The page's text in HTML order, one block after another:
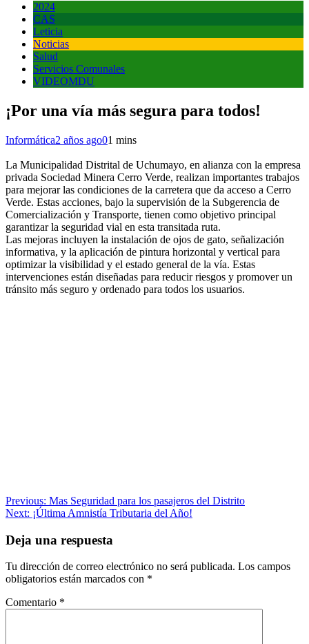
2024
CAS
Leticia
Noticias
Salud
Servicios Comunales
VIDEOMDU
¡Por una vía más segura para todos!
Informática2 años ago01 mins
La Municipalidad Distrital de Uchumayo, en alianza con la empresa
privada Sociedad Minera Cerro Verde, realizan importantes trabajos
para mejorar las condiciones de la carretera que da acceso a Cerro
Verde. Estas acciones, bajo la supervisión de la Subgerencia de
Comercialización y Transporte, tienen como objetivo principal
garantizar la seguridad vial en esta transitada ruta.
Las mejoras incluyen la instalación de ojos de gato, señalización
informativa, y la aplicación de pintura horizontal y vertical para
optimizar la visibilidad y el estado general de la vía. Estas
intervenciones están diseñadas para reducir riesgos y promover un
tránsito más seguro y ordenado para todos los usuarios.
Navegación
de
entradas
Previous: Mas Seguridad para los pasajeros del Distrito
Next: ¡Última Amnistía Tributaria del Año!
Deja una respuesta
Tu dirección de correo electrónico no será publicada. Los campos
obligatorios están marcados con *
Comentario *